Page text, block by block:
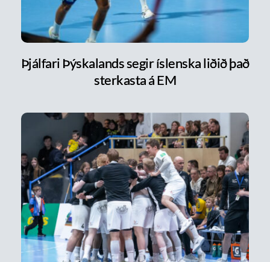
Þjálfari Þýskalands segir íslenska liðið það
sterkasta á EM